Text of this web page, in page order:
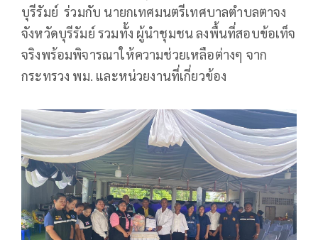
บุรีรัมย์ ร่วมกับ นายกเทศมนตรีเทศบาลตำบลตาจง
จังหวัดบุรีรัมย์ รวมทั้ง ผู้นำชุมชน ลงพื้นที่สอบข้อเท็จ
จริงพร้อมพิจารณาให้ความช่วยเหลือต่างๆ จาก
กระทรวง พม. และหน่วยงานที่เกี่ยวข้อง